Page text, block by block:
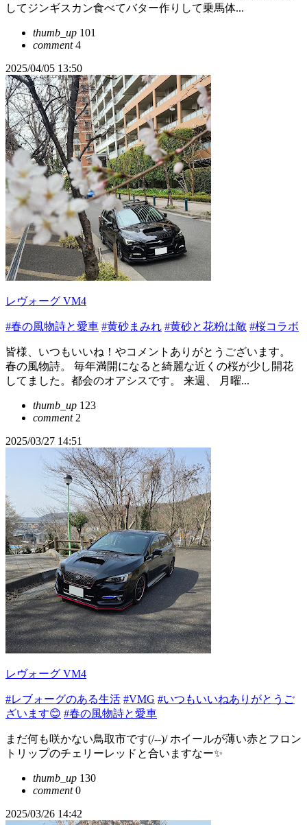
してジンギスカン食べてバター作りして乗馬体...
thumb_up 101
comment4
2025/04/05 13:50
レヴォーグ VM4
#春の風物詩と愛車 #黄砂まみれ #黄砂と花粉は敵 #桜コラボ
皆様、いつもいいね！やコメントありがとうございます。
春の風物詩。 毎年満開になると綺麗な近くの桜が少し開花
してました。都会のオアシスです。 来週、 月曜...
thumb_up 123
comment2
2025/03/27 14:51
レヴォーグ VM4
#レブォーグのある生活 #VMG #いつもいいねありがとうご
ざいます😊 #春の風物詩と愛車
まだ何も咲かない鳥取市です(/--)/ ホイールが薄い赤とフロン
トリップのチェリーレッドと合いますなー✨
thumb_up 130
comment0
2025/03/26 14:42